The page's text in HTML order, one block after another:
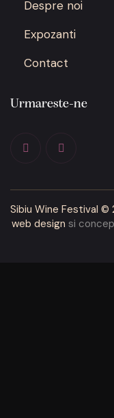
Despre noi
Expozanti
Contact
Urmareste-ne
Sibiu Wine Festival ©
web design si